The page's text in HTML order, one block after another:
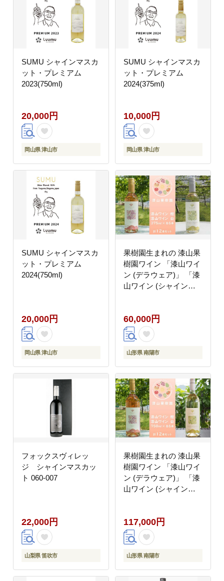
SUMU シャインマスカ
ット・プレミアム
2023(750ml)
20,000円
岡山県 津山市
SUMU シャインマスカ
ット・プレミアム
2024(375ml)
10,000円
岡山県 津山市
SUMU シャインマスカ
ット・プレミアム
2024(750ml)
20,000円
岡山県 津山市
果樹園生まれの 漆山果
樹園ワイン 「漆山ワイ
ン (デラウェア)」 「漆
山ワイン (シャインマ
計12本セット 『漆山果
樹園』 オレンジワイン
白ワイン 山形県 南陽市
[2616]
60,000円
山形県 南陽市
フォックスヴィレッ
ジ シャインマスカッ
ト 060-007
22,000円
山梨県 笛吹市
果樹園生まれの 漆山果
樹園ワイン 「漆山ワイ
ン (デラウェア)」 「漆
山ワイン (シャインマ
計12本セット 『漆山果
樹園』 オレンジワイン
白ワイン 山形県 南陽市
[2615]
117,000円
山形県 南陽市